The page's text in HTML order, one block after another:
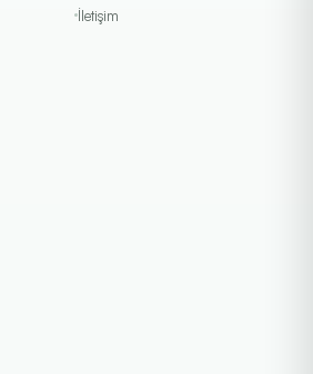
İletişim